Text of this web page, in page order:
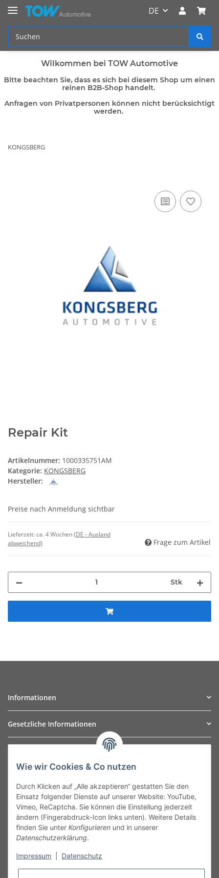
DE
Wilkommen bei TOW Automotive
Bitte beachten Sie, dass es sich bei diesem Shop um einen
reinen B2B-Shop handelt.
Anfragen von Privatpersonen können nicht berücksichtigt
werden.
KONGSBERG
Repair Kit
Artikelnummer: 1000335751AM
Kategorie: KONGSBERG
Hersteller:
Preise nach Anmeldung sichtbar
Lieferzeit:ca. 4 Wochen(DE - Ausland
abweichend)
Frage zum Artikel
Stk
Informationen
Gesetzliche Informationen
Leibnizstraße 2a
Germany
Phone:+49 40 5287270
Fax:+49 40 5281050
Email:sales@tow-automotive.de
Wie wir Cookies & Co nutzen
Durch Klicken auf „Alle akzeptieren“ gestatten Sie den
Einsatz folgender Dienste auf unserer Website: YouTube,
Vimeo, ReCaptcha. Sie können die Einstellung jederzeit
ändern (Fingerabdruck-Icon links unten). Weitere Details
finden Sie unter Konfigurieren und in unserer
Datenschutzerklärung.
Impressum Datenschutz